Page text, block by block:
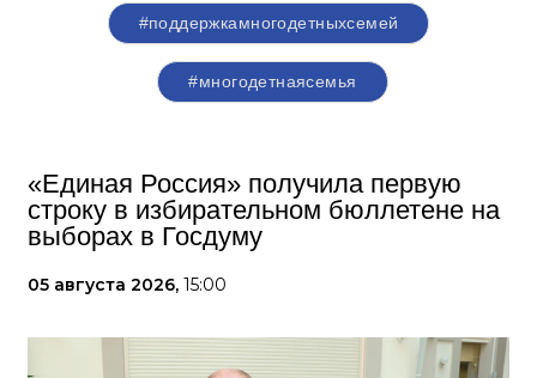
#поддержкамногодетныхсемей
#многодетнаясемья
«Единая Россия» получила первую
строку в избирательном бюллетене на
выборах в Госдуму
05 августа 2026, 15:00